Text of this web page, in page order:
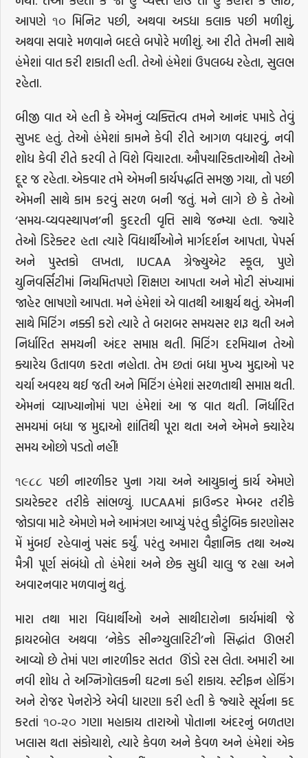
આપણે ૧૦ મિનિટ પછી, અથવા અડધા કલાક પછી મળીશું,
અથવા સવારે મળવાને બદલે બપોરે મળીશું. આ રીતે તેમની સાથે
હંમેશાં વાત કરી શકાતી હતી. તેઓ હંમેશાં ઉપલબ્ધ રહેતા, સુલભ
રહેતા.
બીજી વાત એ હતી કે એમનું વ્યક્તિત્વ તમને આનંદ પમાડે તેવું
સુખદ હતું. તેઓ હંમેશાં કામને કેવી રીતે આગળ વધારવું, નવી
શોધ કેવી રીતે કરવી તે વિશે વિચારતા. ઔપચારિકતાઓથી તેઓ
દૂર જ રહેતા. એકવાર તમે એમની કાર્યપદ્ધતિ સમજી ગયા, તો પછી
એમની સાથે કામ કરવું સરળ બની જતું. મને લાગે છે કે તેઓ
‘સમય-વ્યવસ્થાપન’ની કુદરતી વૃત્તિ સાથે જન્મ્યા હતા. જ્યારે
તેઓ ડિરેક્ટર હતા ત્યારે વિદ્યાર્થીઓને માર્ગદર્શન આપતા, પેપર્સ
અને પુસ્તકો લખતા, IUCAA ગ્રેજ્યુએટ સ્કૂલ, પુણે
યુનિવર્સિટીમાં નિયમિતપણે શિક્ષણ આપતા અને મોટી સંખ્યામાં
જાહેર ભાષણો આપતા. મને હંમેશાં એ વાતથી આશ્ચર્ય થતું. એમની
સાથે મિટિંગ નક્કી કરો ત્યારે તે બરાબર સમયસર શરૂ થતી અને
નિર્ધારિત સમયની અંદર સમાપ્ત થતી. મિટિંગ દરમિયાન તેઓ
ક્યારેય ઉતાવળ કરતા નહોતા. તેમ છતાં બધા મુખ્ય મુદ્દાઓ પર
ચર્ચા અવશ્ય થઈ જતી અને મિટિંગ હંમેશાં સરળતાથી સમાપ્ત થતી.
એમનાં વ્યાખ્યાનોમાં પણ હંમેશાં આ જ વાત થતી. નિર્ધારિત
સમયમાં બધા જ મુદ્દાઓ શાંતિથી પૂરા થતા અને એમને ક્યારેય
સમય ઓછો પડતો નહીં!
૧૯૮૮ પછી નારળીકર પુના ગયા અને આયુકાનું કાર્ય એમણે
ડાયરેક્ટર તરીકે સાંભળ્યું. IUCAAમાં ફાઉન્ડર મેમ્બર તરીકે
જોડાવા માટે એમણે મને આમંત્રણ આપ્યું પરંતુ કૌટુંબિક કારણોસર
મેં મુંબઈ રહેવાનું પસંદ કર્યું. પરંતુ અમારા વૈજ્ઞાનિક તથા અન્ય
મૈત્રી પૂર્ણ સંબંધો તો હંમેશાં અને છેક સુધી ચાલુ જ રહ્યા અને
અવારનવાર મળવાનું થતું.
મારા તથા મારા વિદ્યાર્થીઓ અને સાથીદારોના કાર્યમાંથી જે
ફાયરબોલ અથવા ‘નેકેડ સીન્ગ્યુલારિટી’નો સિદ્ધાંત ઊભરી
આવ્યો છે તેમાં પણ નારળીકર સતત ઊંડો રસ લેતા. અમારી આ
નવી શોધ તે અગ્નિગોલકની ઘટના કહી શકાય. સ્ટીફન હોકિંગ
અને રોજર પેનરોઝે એવી ધારણા કરી હતી કે જ્યારે સૂર્યના કદ
કરતાં ૧૦-૨૦ ગણા મહાકાય તારાઓ પોતાના અંદરનું બળતણ
ખલાસ થતા સંકોચાશે, ત્યારે કેવળ અને કેવળ અને હંમેશાં એક